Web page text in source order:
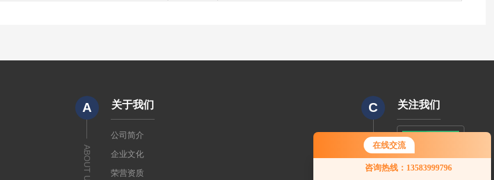
在线交流
咨询热线：13583999796
A
ABOUT US
关于我们
公司简介
企业文化
荣营资质
C
CODE
关注我们